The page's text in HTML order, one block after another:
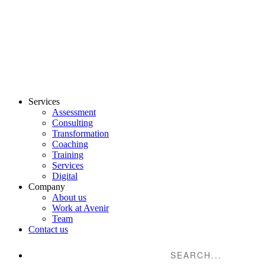
Services
Assessment
Consulting
Transformation
Coaching
Training
Services
Digital
Company
About us
Work at Avenir
Team
Contact us